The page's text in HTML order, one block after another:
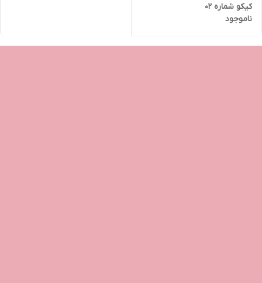
کیکو شماره 02
ناموجود